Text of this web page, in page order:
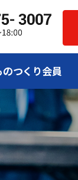
のつくり会員